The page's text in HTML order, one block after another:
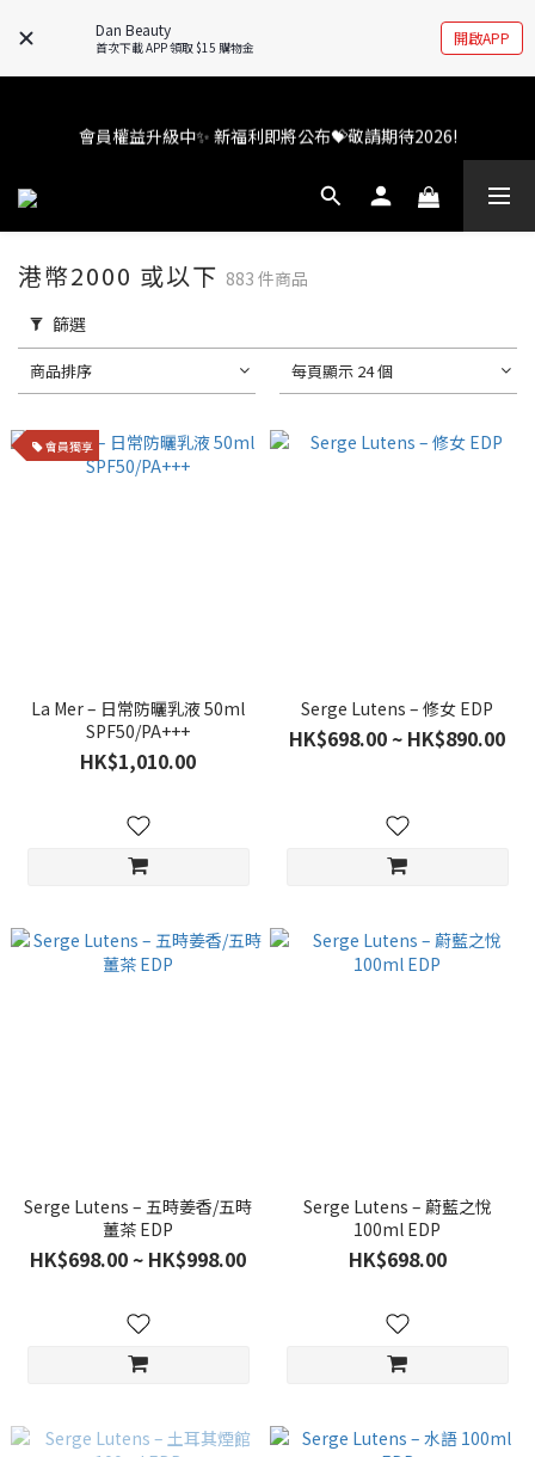
Dan Beauty
首次下載 APP 領取 $15 購物金 開啟APP
🚧全新 Dan Beauty 平台不停更新中，如有任何查詢歡迎前往
💬 Whatsapp 查詢熱線 - 直接搵我地真人客服啦👧 !
會員權益升級中✨ 新福利即將公布💝敬請期待2026!
港幣2000 或以下 883 件商品
篩選
商品排序 每頁顯示 24 個
會員獨享
La Mer – 日常防曬乳液 50ml
SPF50/PA+++
HK$1,010.00
Serge Lutens – 修女 EDP
HK$698.00 ~ HK$890.00
Serge Lutens – 五時姜香/五時
薑茶 EDP
HK$698.00 ~ HK$998.00
Serge Lutens – 蔚藍之悅
100ml EDP
HK$698.00